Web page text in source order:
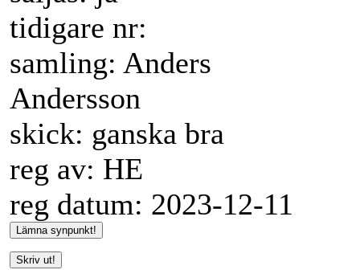
tidigare nr:
samling: Anders
Andersson
skick: ganska bra
reg av: HE
reg datum: 2023-12-11